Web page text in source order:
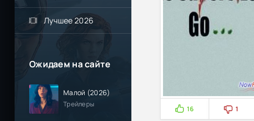
Лучшее 2026
Ожидаем на сайте
Малой (2026)
Трейлеры
16
1